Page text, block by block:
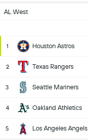
AL West
1 Houston Astros
2 Texas Rangers
3 Seattle Mariners
4 Oakland Athletics
5 Los Angeles Angels